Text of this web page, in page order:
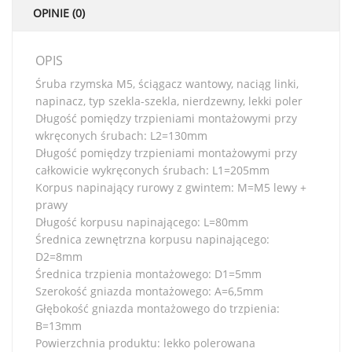
OPINIE (0)
OPIS
Śruba rzymska M5, ściągacz wantowy, naciąg linki,
napinacz, typ szekla-szekla, nierdzewny, lekki poler
Długość pomiędzy trzpieniami montażowymi przy
wkręconych śrubach: L2=130mm
Długość pomiędzy trzpieniami montażowymi przy
całkowicie wykręconych śrubach: L1=205mm
Korpus napinający rurowy z gwintem: M=M5 lewy +
prawy
Długość korpusu napinającego: L=80mm
Średnica zewnętrzna korpusu napinającego:
D2=8mm
Średnica trzpienia montażowego: D1=5mm
Szerokość gniazda montażowego: A=6,5mm
Głębokość gniazda montażowego do trzpienia:
B=13mm
Powierzchnia produktu: lekko polerowana